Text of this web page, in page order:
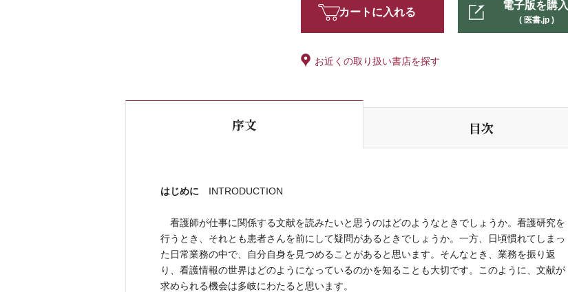
カートに入れる
電子版を購入
( 医書.jp )
お近くの取り扱い書店を探す
序文 目次
はじめに INTRODUCTION
看護師が仕事に関係する文献を読みたいと思うのはどのようなときでしょうか。看護研究を
行うとき、それとも患者さんを前にして疑問があるときでしょうか。一方、日頃慣れてしまっ
た日常業務の中で、自分自身を見つめることがあると思います。そんなとき、業務を振り返
り、看護情報の世界はどのようになっているのかを知ることも大切です。このように、文献が
求められる機会は多岐にわたると思います。